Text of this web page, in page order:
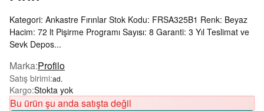
Kategori: Ankastre Fırınlar Stok Kodu: FRSA325B1 Renk: Beyaz
Hacim: 72 lt Pişirme Programı Sayısı: 8 Garanti: 3 Yıl Teslimat ve
Sevk Depos...
Marka:Profilo
Satış birimi:ad.
Kargo:Stokta yok
Bu ürün şu anda satışta değil